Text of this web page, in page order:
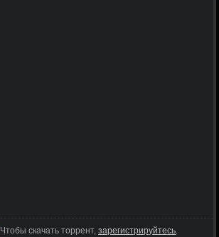
Чтобы скачать торрент,зарегистрируйтесь.